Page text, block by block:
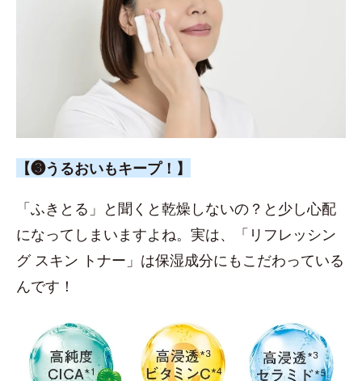
【❸うるおいもキープ！】
「ふきとる」と聞くと乾燥しないの？と少し心配
になってしまいますよね。実は、「リフレッシン
グ スキン トナー」は保湿成分にもこだわっている
んです！